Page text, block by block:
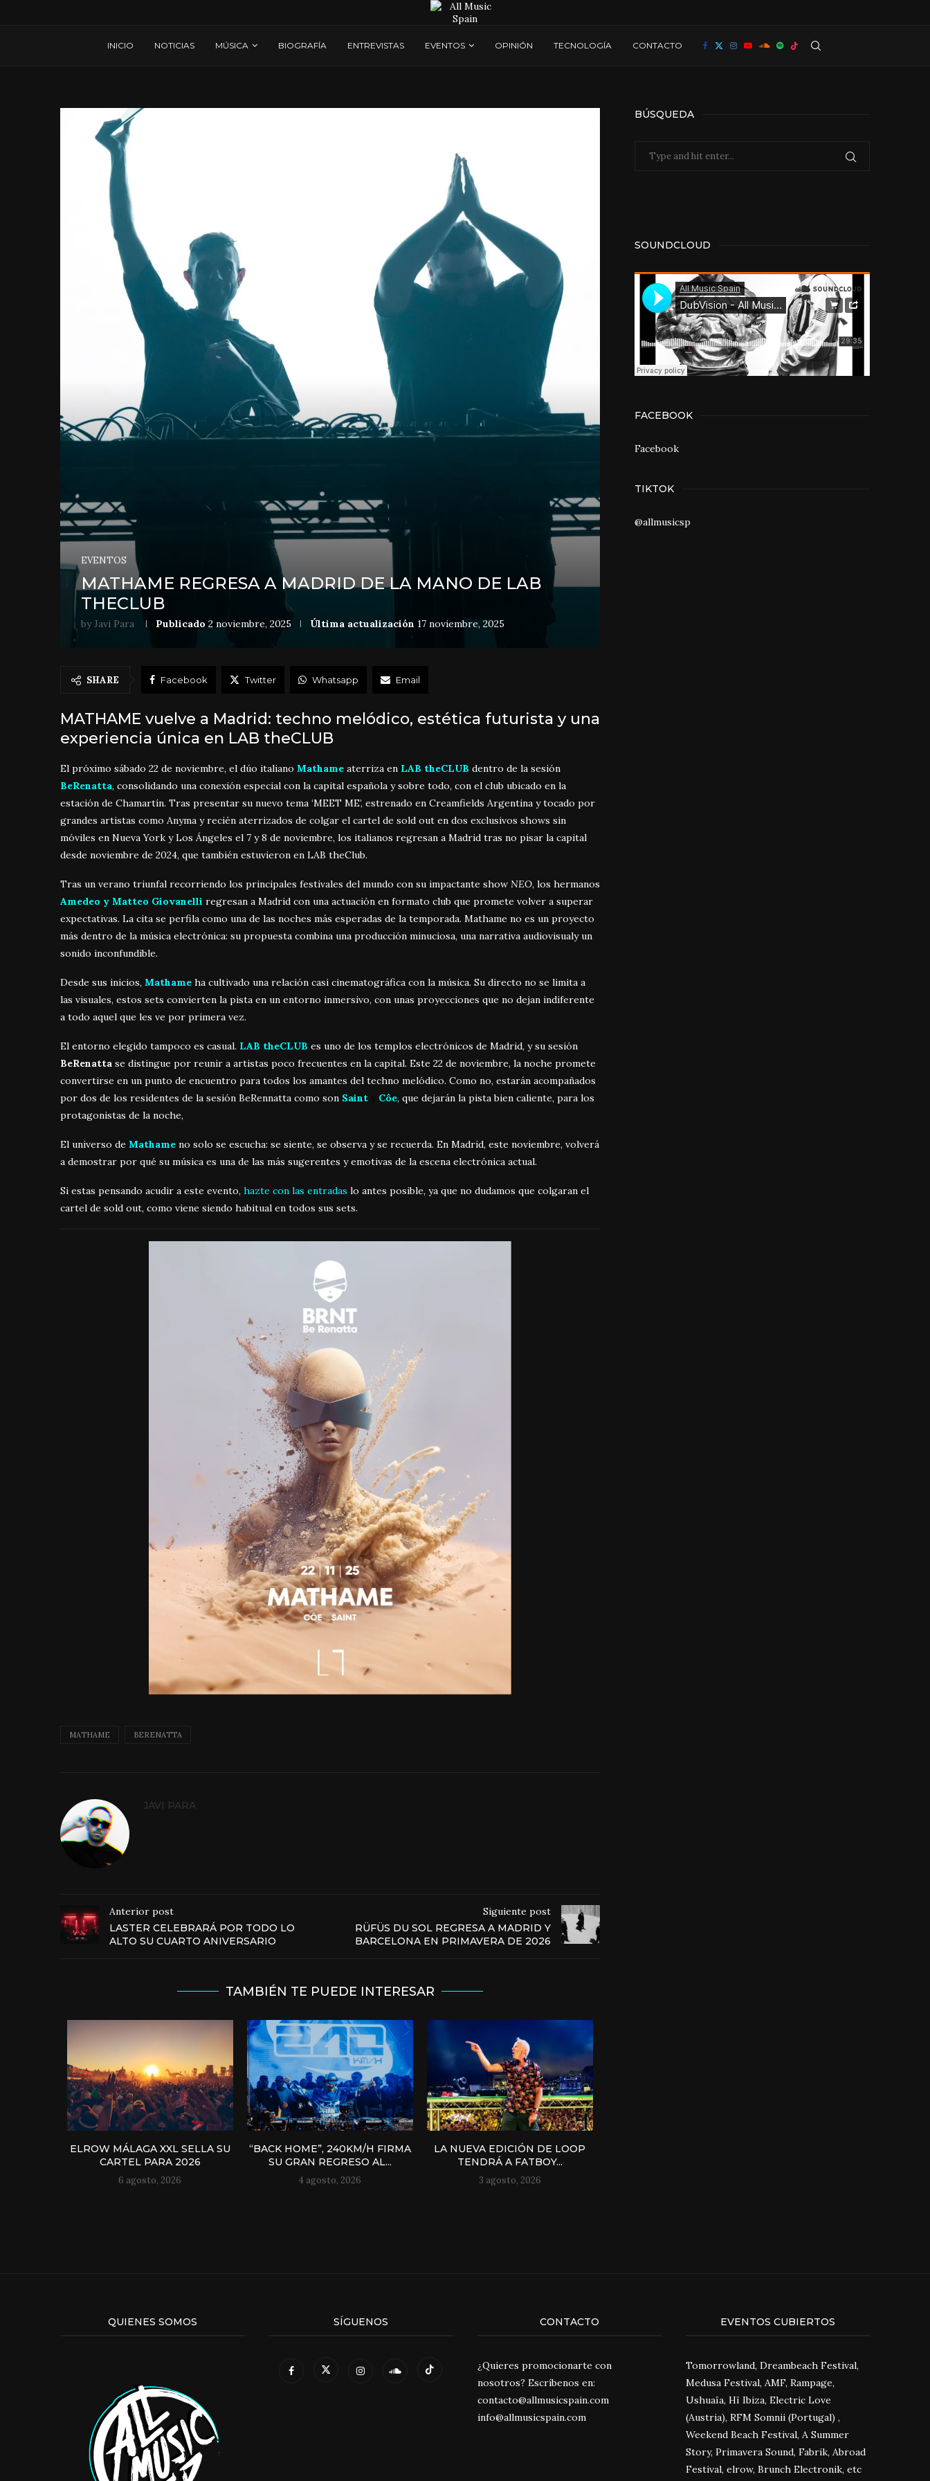
INICIO NOTICIAS MÚSICA BIOGRAFÍA ENTREVISTAS EVENTOS OPINIÓN TECNOLOGÍA CONTACTO
EVENTOS
MATHAME REGRESA A MADRID DE LA MANO DE LAB
THECLUB
byJavi Para Publicado 2 noviembre, 2025 Última actualización 17 noviembre, 2025
SHARE Facebook Twitter Whatsapp Email
MATHAME vuelve a Madrid: techno melódico, estética futurista y una
experiencia única en LAB theCLUB
El próximo sábado 22 de noviembre, el dúo italiano Mathame aterriza en LAB theCLUB dentro de la sesión
BeRenatta, consolidando una conexión especial con la capital española y sobre todo, con el club ubicado en la
estación de Chamartín. Tras presentar su nuevo tema ‘MEET ME’, estrenado en Creamfields Argentina y tocado por
grandes artistas como Anyma y recién aterrizados de colgar el cartel de sold out en dos exclusivos shows sin
móviles en Nueva York y Los Ángeles el 7 y 8 de noviembre, los italianos regresan a Madrid tras no pisar la capital
desde noviembre de 2024, que también estuvieron en LAB theClub.
Tras un verano triunfal recorriendo los principales festivales del mundo con su impactante show NEO, los hermanos
Amedeo y Matteo Giovanelli regresan a Madrid con una actuación en formato club que promete volver a superar
expectativas. La cita se perfila como una de las noches más esperadas de la temporada. Mathame no es un proyecto
más dentro de la música electrónica: su propuesta combina una producción minuciosa, una narrativa audiovisualy un
sonido inconfundible.
Desde sus inicios, Mathame ha cultivado una relación casi cinematográfica con la música. Su directo no se limita a
las visuales, estos sets convierten la pista en un entorno inmersivo, con unas proyecciones que no dejan indiferente
a todo aquel que les ve por primera vez.
El entorno elegido tampoco es casual. LAB theCLUB es uno de los templos electrónicos de Madrid, y su sesión
BeRenatta se distingue por reunir a artistas poco frecuentes en la capital. Este 22 de noviembre, la noche promete
convertirse en un punto de encuentro para todos los amantes del techno melódico. Como no, estarán acompañados
por dos de los residentes de la sesión BeRennatta como son Saint Côe, que dejarán la pista bien caliente, para los
protagonistas de la noche,
El universo de Mathame no solo se escucha: se siente, se observa y se recuerda. En Madrid, este noviembre, volverá
a demostrar por qué su música es una de las más sugerentes y emotivas de la escena electrónica actual.
Si estas pensando acudir a este evento, hazte con las entradas lo antes posible, ya que no dudamos que colgaran el
cartel de sold out, como viene siendo habitual en todos sus sets.
MATHAME BERENATTA
JAVI PARA
Anterior post
LASTER CELEBRARÁ POR TODO LO
ALTO SU CUARTO ANIVERSARIO
Siguiente post
RÜFÜS DU SOL REGRESA A MADRID Y
BARCELONA EN PRIMAVERA DE 2026
TAMBIÉN TE PUEDE INTERESAR
ELROW MÁLAGA XXL SELLA SU
CARTEL PARA 2026
6 agosto, 2026
“BACK HOME”, 240KM/H FIRMA
SU GRAN REGRESO AL...
4 agosto, 2026
LA NUEVA EDICIÓN DE LOOP
TENDRÁ A FATBOY...
3 agosto, 2026
BÚSQUEDA
SOUNDCLOUD
FACEBOOK
Facebook
TIKTOK
@allmusicsp
QUIENES SOMOS SÍGUENOS CONTACTO
¿Quieres promocionarte con
nosotros? Escríbenos en:
contacto@allmusicspain.com
info@allmusicspain.com
EVENTOS CUBIERTOS
Tomorrowland, Dreambeach Festival,
Medusa Festival, AMF, Rampage,
Ushuaïa, Hï Ibiza, Electric Love
(Austria), RFM Somnii (Portugal) ,
Weekend Beach Festival, A Summer
Story, Primavera Sound, Fabrik, Abroad
Festival, elrow, Brunch Electronik, etc